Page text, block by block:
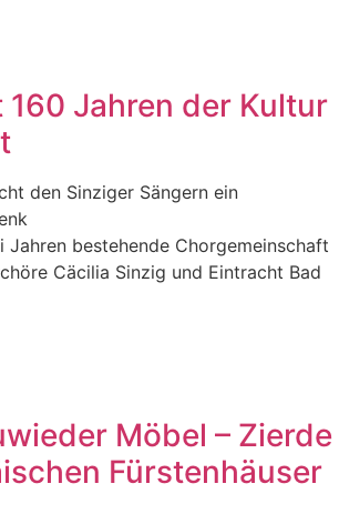
160 Jahren der Kultur
den Sinziger Sängern ein
Jahren bestehende Chorgemeinschaft
Cäcilia Sinzig und Eintracht Bad
Möbel – Zierde
Fürstenhäuser